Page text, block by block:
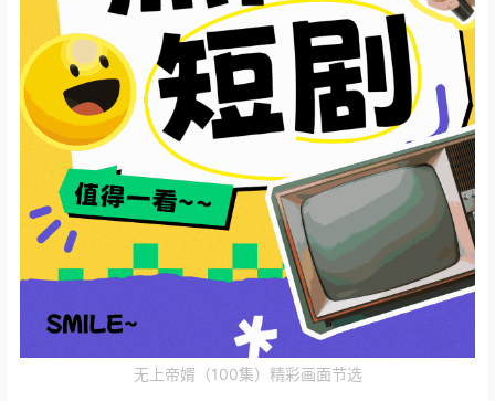
无上帝婿（100集）精彩画面节选